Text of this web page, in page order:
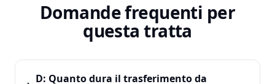
Domande frequenti per
questa tratta
D: Quanto dura il trasferimento da